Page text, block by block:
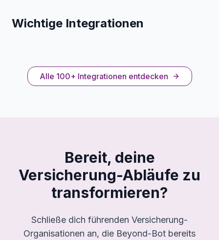
Wichtige Integrationen
Alle 100+ Integrationen entdecken
Bereit, deine
Versicherung-Abläufe zu
transformieren?
Schließe dich führenden Versicherung-
Organisationen an, die Beyond-Bot bereits